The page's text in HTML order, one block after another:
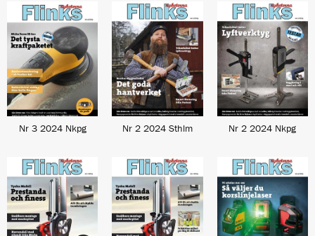
Nr 3 2024 Nkpg Nr 2 2024 Sthlm Nr 2 2024 Nkpg